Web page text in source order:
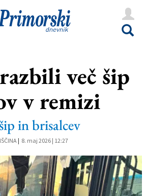
več šip
v remizi
in brisalcev
| 8. maj 2026 | 12:27